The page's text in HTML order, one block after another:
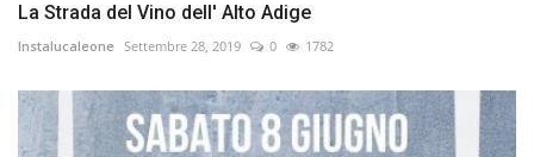
La Strada del Vino dell' Alto Adige
Instalucaleone Settembre 28, 2019 0 1782